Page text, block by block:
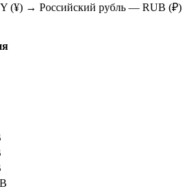
(¥) → Российский рубль — RUB (₽)